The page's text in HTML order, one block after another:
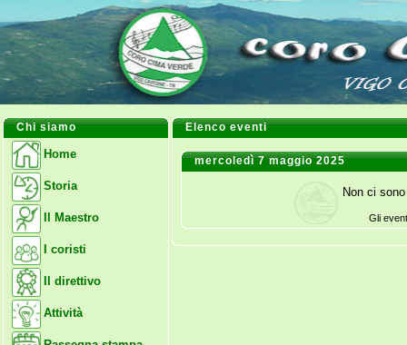
Chi siamo
Home
Storia
Il Maestro
I coristi
Il direttivo
Attività
Elenco eventi
mercoledì 7 maggio 2025
Non ci
Gli